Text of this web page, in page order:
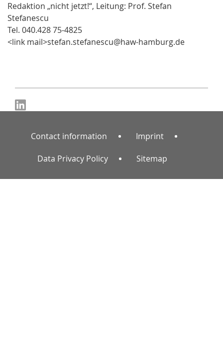
Redaktion „nicht jetzt!“, Leitung: Prof. Stefan
Stefanescu
Tel. 040.428 75-4825
<link mail>stefan.stefanescu@haw-hamburg.de
Contact information Imprint
Data Privacy Policy Sitemap